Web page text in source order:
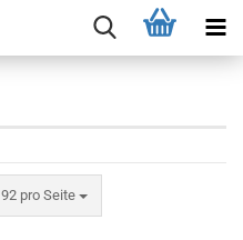
92 pro Seite